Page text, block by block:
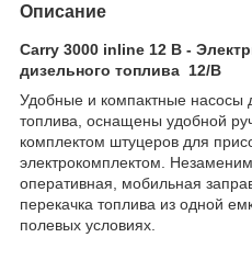
Описание
Carry 3000 inline 12 В -
дизельного топлива 12/В
Удобные и компактные насосы
топлива, оснащены удобной
комплектом штуцеров для
электрокомплектом.
оперативная, мобильная
перекачка топлива из одной
полевых условиях.